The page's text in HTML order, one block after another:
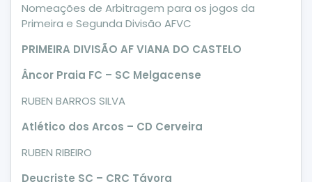
Nomeações de Arbitragem para os jogos da
Primeira e Segunda Divisão AFVC
PRIMEIRA DIVISÃO AF VIANA DO CASTELO
Âncor Praia FC – SC Melgacense
RUBEN BARROS SILVA
Atlético dos Arcos – CD Cerveira
RUBEN RIBEIRO
Deucriste SC – CRC Távora